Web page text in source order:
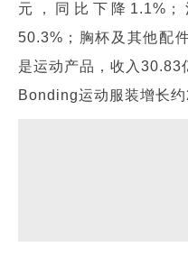
元，同比下降1.1%
50.3%；胸杯及其他配
是运动产品，收入30.83
Bonding运动服装增长约